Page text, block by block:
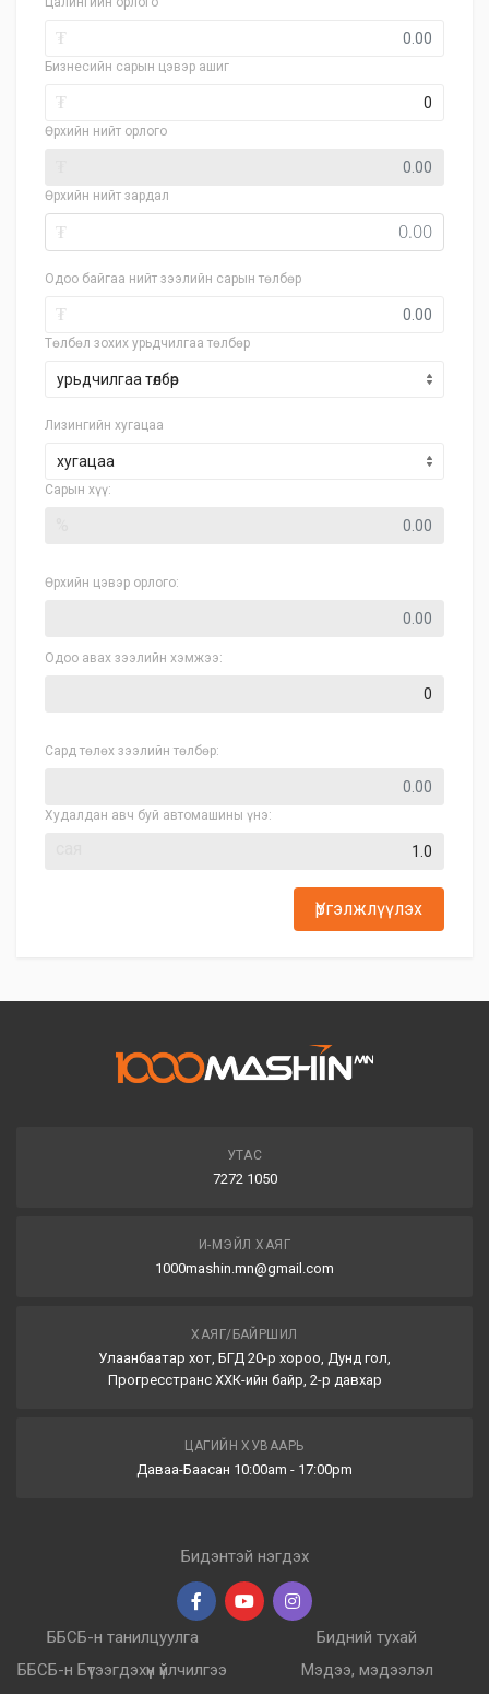
₮
Бизнесийн сарын цэвэр ашиг
₮
Өрхийн нийт орлого
Өрхийн нийт зардал
₮
Одоо байгаа нийт зээлийн сарын төлбөр
₮
Төлбөл зохих урьдчилгаа төлбөр
Лизингийн хугацаа
хугацаа
Сарын хүү:
Өрхийн цэвэр орлого:
Одоо авах зээлийн хэмжээ:
Сард төлөх зээлийн төлбөр:
Худалдан авч буй автомашины үнэ:
Үргэлжлүүлэх
УТАС
7272 1050
И-МЭЙЛ ХАЯГ
1000mashin.mn@gmail.com
ХАЯГ/БАЙРШИЛ
Улаанбаатар хот, БГД 20-р хороо, Дунд гол,
Прогресстранс ХХК-ийн байр, 2-р давхар
ЦАГИЙН ХУВААРЬ
Даваа-Баасан 10:00am - 17:00pm
Бидэнтэй нэгдэх
ББСБ-н танилцуулга
ББСБ-н Бүтээгдэхүүн үйлчилгээ
Бидний тухай
Мэдээ, мэдээлэл